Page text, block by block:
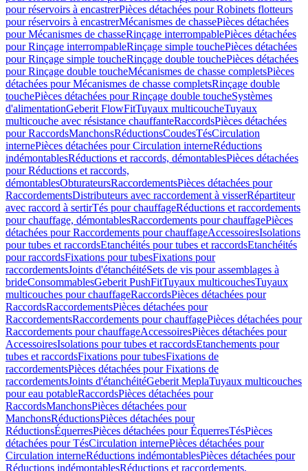
pour réservoirs à encastrerPièces détachées pour Robinets flotteurs
pour réservoirs à encastrerMécanismes de chassePièces détachées
pour Mécanismes de chasseRinçage interrompablePièces détachées
pour Rinçage interrompableRinçage simple touchePièces détachées
pour Rinçage simple toucheRinçage double touchePièces détachées
pour Rinçage double toucheMécanismes de chasse completsPièces
détachées pour Mécanismes de chasse completsRinçage double
touchePièces détachées pour Rinçage double toucheSystèmes
d'alimentationGeberit FlowFitTuyaux multicoucheTuyaux
multicouche avec résistance chauffanteRaccordsPièces détachées
pour RaccordsManchonsRéductionsCoudesTésCirculation
internePièces détachées pour Circulation interneRéductions
indémontablesRéductions et raccords, démontablesPièces détachées
pour Réductions et raccords,
démontablesObturateursRaccordementsPièces détachées pour
RaccordementsDistributeurs avec raccordement à visserRépartiteur
avec raccord à sertirTés pour chauffageRéductions et raccordements
pour chauffage, démontablesRaccordements pour chauffagePièces
détachées pour Raccordements pour chauffageAccessoiresIsolations
pour tubes et raccordsEtanchéités pour tubes et raccordsEtanchéités
pour raccordsFixations pour tubesFixations pour
raccordementsJoints d'étanchéitéSets de vis pour assemblages à
brideConsommablesGeberit PushFitTuyaux multicouchesTuyaux
multicouches pour chauffageRaccordsPièces détachées pour
RaccordsRaccordementsPièces détachées pour
RaccordementsRaccordements pour chauffagePièces détachées pour
Raccordements pour chauffageAccessoiresPièces détachées pour
AccessoiresIsolations pour tubes et raccordsEtanchements pour
tubes et raccordsFixations pour tubesFixations de
raccordementsPièces détachées pour Fixations de
raccordementsJoints d'étanchéitéGeberit MeplaTuyaux multicouches
pour eau potableRaccordsPièces détachées pour
RaccordsManchonsPièces détachées pour
ManchonsRéductionsPièces détachées pour
RéductionsÉquerresPièces détachées pour ÉquerresTésPièces
détachées pour TésCirculation internePièces détachées pour
Circulation interneRéductions indémontablesPièces détachées pour
Réductions indémontablesRéductions et raccordements,